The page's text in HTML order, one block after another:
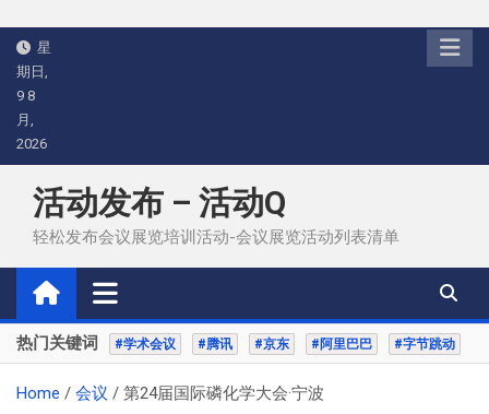
Skip
content
星
期日,
9 8
月,
2026
活动发布 – 活动Q
轻松发布会议展览培训活动-会议展览活动列表清单
热门关键词 #学术会议 #腾讯 #京东 #阿里巴巴 #字节跳动
Home 会议 第24届国际磷化学大会·宁波